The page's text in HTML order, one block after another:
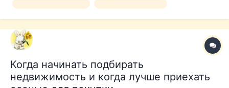
documentación necesaria como el NIE (Numero de identificación
Когда начинать подбирать
недвижимость и когда лучше приехать